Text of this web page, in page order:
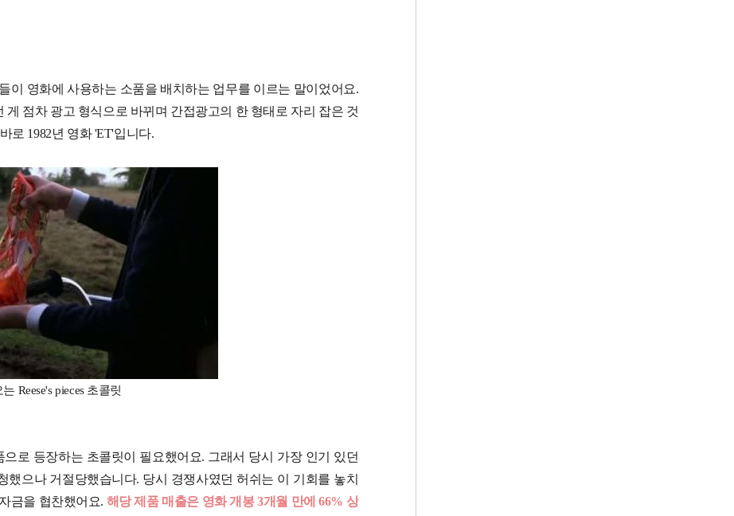
들이 영화에 사용하는 소품을 배치하는 업무를 이르는 말이었어요.
점차 광고 형식으로 바뀌며 간접광고의 한 형태로 자리 잡은 것
로 1982년 영화 'ET'입니다.
Reese's pieces 초콜릿
로 등장하는 초콜릿이 필요했어요. 그래서 당시 가장 인기 있던
했으나 거절당했습니다. 당시 경쟁사였던 허쉬는 이 기회를 놓치
자금을 협찬했어요. 해당 제품 매출은 영화 개봉 3개월 만에 66% 상